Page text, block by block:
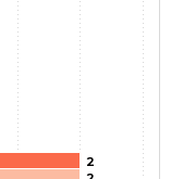
2